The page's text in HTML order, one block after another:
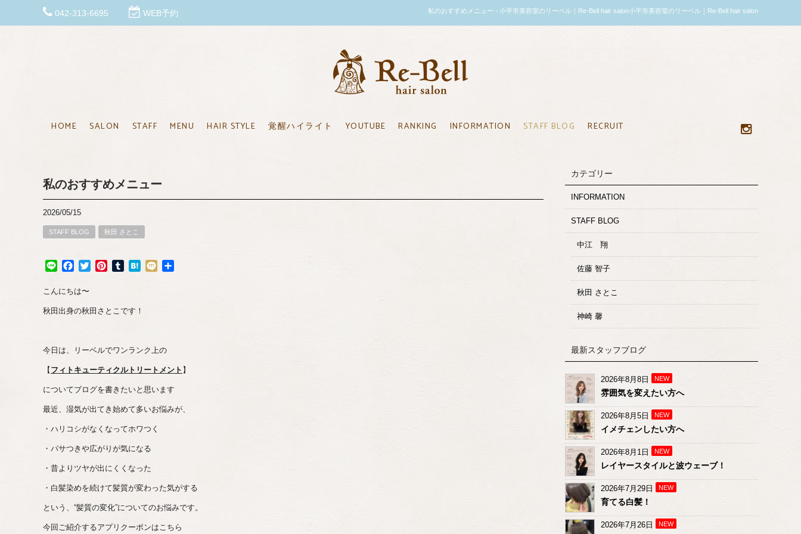
042-313-6695 WEB予約 私のおすすめメニュー - 小平市美容室のリーベル｜Re-Bell hair salon小平市美容室のリーベル｜Re-Bell hair salon
HOME SALON STAFF MENU HAIR STYLE 覚醒ハイライト YOUTUBE RANKING INFORMATION STAFF BLOG RECRUIT
私のおすすめメニュー
2026/05/15
STAFF BLOG 秋田 さとこ
Line Facebook
TwitterPinterestTumblrHatena
Mixi
こんにちは〜
秋田出身の秋田さとこです！
今日は、リーベルでワンランク上の
【 フィトキューティクルトリートメント 】
についてブログを書きたいと思います
最近、湿気が出てき始めて多いお悩みが、
・ハリコシがなくなってホワつく
・パサつきや広がりが気になる
・昔よりツヤが出にくくなった
・白髪染めを続けて髪質が変わった気がする
という、“髪質の変化”についてのお悩みです。
今回ご紹介するアプリクーポンはこちら
カテゴリー
INFORMATION
STAFF BLOG
中江 翔
佐藤 智子
秋田 さとこ
神崎 馨
最新スタッフブログ
2026年8月8日 NEW
雰囲気を変えたい方へ
2026年8月5日 NEW
イメチェンしたい方へ
2026年8月1日 NEW
レイヤースタイルと波ウェーブ！
2026年7月29日 NEW
育てる白髪！
2026年7月26日 NEW